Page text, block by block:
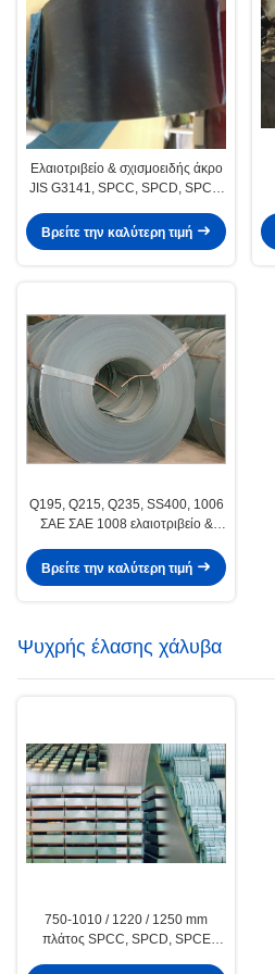
Ελαιοτριβείο & σχισμοειδής άκρο
JIS G3141, SPCC, SPCD, SPCE,
χάλυβα Γάζας / ταινίες
Βρείτε την καλύτερη τιμή
Q195, Q215, Q235, SS400, 1006
ΣΑΕ ΣΑΕ 1008 ελαιοτριβείο &
έλασης χάλυβα Γάζας / Strap
Βρείτε την καλύτερη τιμή
Ψυχρής έλασης χάλυβα
750-1010 / 1220 / 1250 mm
πλάτος SPCC, SPCD, SPCE